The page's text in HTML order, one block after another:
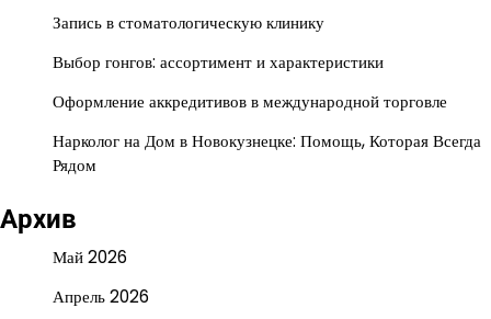
Запись в стоматологическую клинику
Выбор гонгов: ассортимент и характеристики
Оформление аккредитивов в международной торговле
Нарколог на Дом в Новокузнецке: Помощь, Которая Всегда
Рядом
Архив
Май 2026
Апрель 2026